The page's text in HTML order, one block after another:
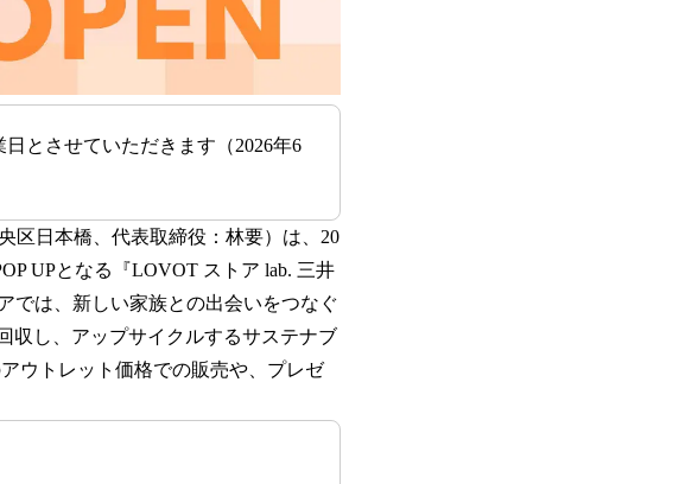
とさせていただきます（2026年6
区日本橋、代表取締役：林要）は、20
UPとなる『LOVOT ストア lab. 三井
では、新しい家族との出会いをつなぐ
収し、アップサイクルするサステナブ
ウトレット価格での販売や、プレゼ